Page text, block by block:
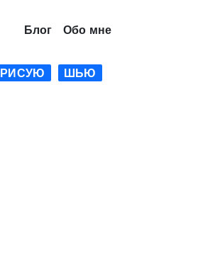
Блог Обо мне
РИСУЮ
ШЬЮ